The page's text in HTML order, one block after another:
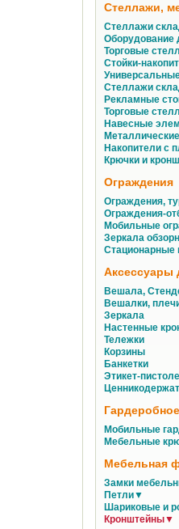
Стеллажи,
Стеллажи
Оборудование
Торговые
Стойки-
Стеллажи
Рекламные
Торговые
Навесные
Накопители с
Крючки и
Ограждения
Ограждения,
Ограждения-
Мобильные
Зеркала
Стационарные
Аксессуары
Вешала,
Вешалки,
Зеркала
Настенные
Тележки
Корзины
Банкетки
Этикет-
Мобильные
Мебельные
Мебельная
Замки
Петли▼
Шариковые и
Кронштейны▼